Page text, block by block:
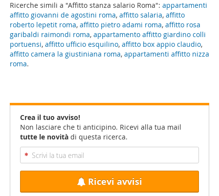
Ricerche simili a "Affitto stanza salario Roma": appartamenti
affitto giovanni de agostini roma, affitto salaria, affitto
roberto lepetit roma, affitto pietro adami roma, affitto rosa
garibaldi raimondi roma, appartamento affitto giardino colli
portuensi, affitto ufficio esquilino, affitto box appio claudio,
affitto camera la giustiniana roma, appartamenti affitto nizza
roma.
Crea il tuo avviso!
Non lasciare che ti anticipino. Ricevi alla tua mail
tutte le novità di questa ricerca.
Ricevi avvisi